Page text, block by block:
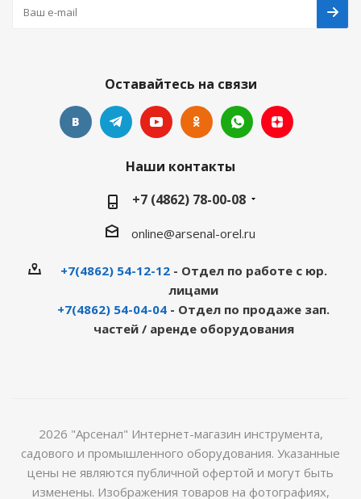
Оставайтесь на связи
Наши контакты
+7 (4862) 78-00-08
online@arsenal-orel.ru
+7(4862) 54-12-12- Отдел по работе с юр.
лицами
+7(4862) 54-04-04 - Отдел по продаже зап.
частей / аренде оборудования
2026 "Арсенал" Интернет-магазин инструмента,
садового и промышленного оборудования. Указанные
цены не являются публичной офертой и могут быть
изменены. Изображения товаров на фотографиях,